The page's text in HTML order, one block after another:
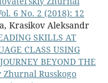
6 No. 2 (2018): 12
Krasikov Aleksandr
SKILLS AT
CLASS USING
BEYOND THE
Russkogo